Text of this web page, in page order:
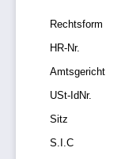
Rechtsform
HR-Nr.
Amtsgericht
USt-IdNr.
Sitz
S.I.C